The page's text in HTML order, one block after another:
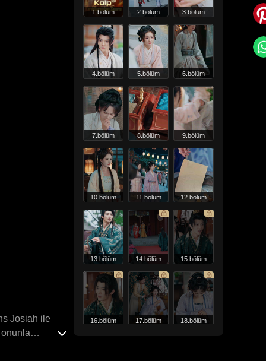
Josiah ile
1.bölüm 2.bölüm 3.bölüm
4.bölüm 5.bölüm 6.bölüm
7.bölüm 8.bölüm 9.bölüm
10.bölüm 11.bölüm 12.bölüm
13.bölüm 14.bölüm 15.bölüm
16.bölüm 17.bölüm 18.bölüm